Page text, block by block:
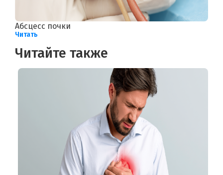
Абсцесс почки
Читать
Читайте также